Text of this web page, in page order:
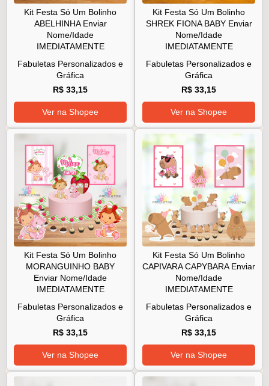
Kit Festa Só Um Bolinho
ABELHINHA Enviar
Nome/Idade
IMEDIATAMENTE
Fabuletas Personalizados e
Gráfica
R$ 33,15
Ver na Shopee
Kit Festa Só Um Bolinho
SHREK FIONA BABY Enviar
Nome/Idade
IMEDIATAMENTE
Fabuletas Personalizados e
Gráfica
R$ 33,15
Ver na Shopee
Kit Festa Só Um Bolinho
MORANGUINHO BABY
Enviar Nome/Idade
IMEDIATAMENTE
Fabuletas Personalizados e
Gráfica
R$ 33,15
Ver na Shopee
Kit Festa Só Um Bolinho
CAPIVARA CAPYBARA Enviar
Nome/Idade
IMEDIATAMENTE
Fabuletas Personalizados e
Gráfica
R$ 33,15
Ver na Shopee